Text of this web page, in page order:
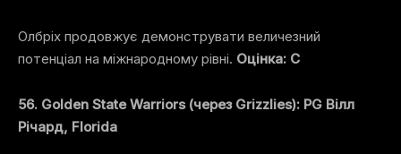
Олбріх продовжує демонструвати величезний
потенціал на міжнародному рівні. Оцінка: C
56. Golden State Warriors (через Grizzlies): PG Вілл
Річард, Florida